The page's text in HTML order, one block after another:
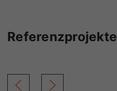
Referenzprojekte